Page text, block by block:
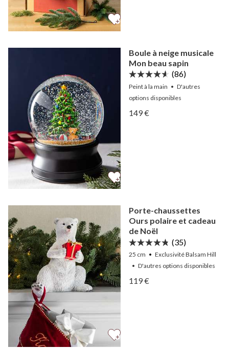
Boule à neige musicale
Mon beau sapin
(86)
Peint à la main • D'autres
options disponibles
Afficher Boule à neige
Afficher Boule à neige
149 €
Porte-chaussettes
Ours polaire et cadeau
de Noël
(35)
25 cm
Exclusivité Balsam Hill
• D'autres options disponibles
Afficher Porte-
Afficher Porte-
119 €